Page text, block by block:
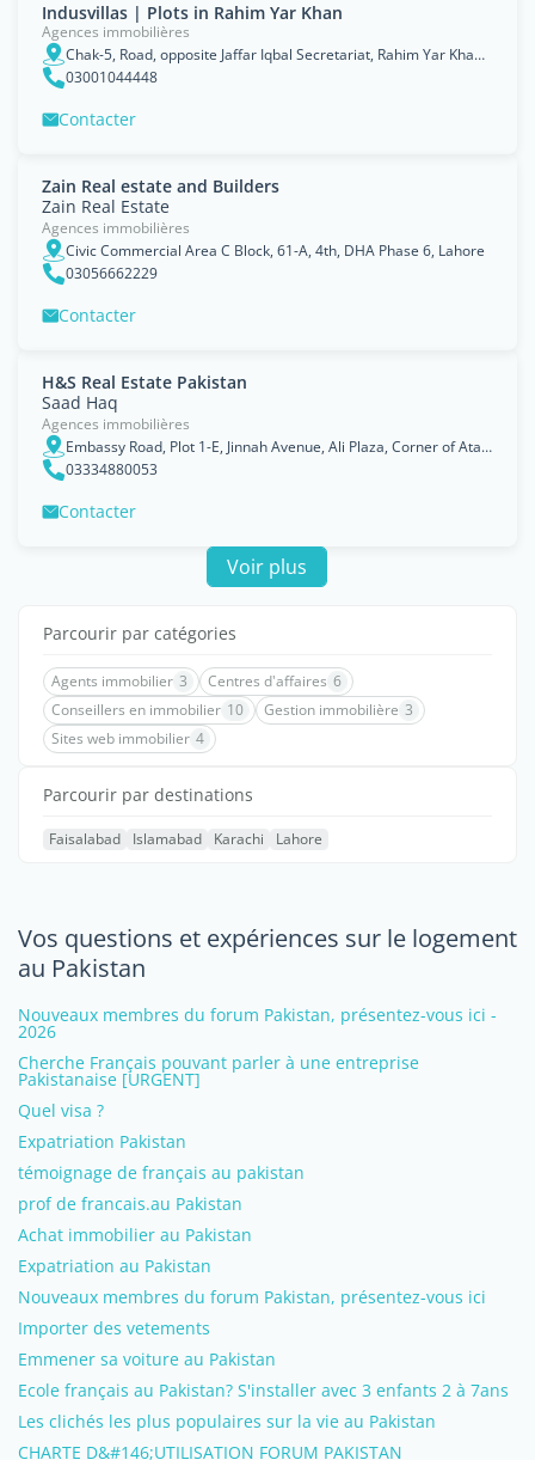
Indusvillas | Plots in Rahim Yar Khan
Agences immobilières
Chak-5, Road, opposite Jaffar Iqbal Secretariat, Rahim Yar Khan, RahÄ«myÄr KhÄn District, Punjab
03001044448
Contacter
Zain Real estate and Builders
Zain Real Estate
Agences immobilières
Civic Commercial Area C Block, 61-A, 4th, DHA Phase 6, Lahore
03056662229
Contacter
H&S Real Estate Pakistan
Saad Haq
Agences immobilières
Embassy Road, Plot 1-E, Jinnah Avenue, Ali Plaza, Corner of Ataturk Avenue, Islamabad
03334880053
Contacter
Voir plus
Parcourir par catégories
Agents immobilier 3 Centres d'affaires 6
Conseillers en immobilier 10 Gestion immobilière 3
Sites web immobilier 4
Parcourir par destinations
Faisalabad Islamabad Karachi Lahore
Vos questions et expériences sur le logement
au Pakistan
Nouveaux membres du forum Pakistan, présentez-vous ici -
2026
Cherche Français pouvant parler à une entreprise
Pakistanaise [URGENT]
Quel visa ?
Expatriation Pakistan
témoignage de français au pakistan
prof de francais.au Pakistan
Achat immobilier au Pakistan
Expatriation au Pakistan
Nouveaux membres du forum Pakistan, présentez-vous ici
Importer des vetements
Emmener sa voiture au Pakistan
Ecole français au Pakistan? S'installer avec 3 enfants 2 à 7ans
Les clichés les plus populaires sur la vie au Pakistan
CHARTE D&#146;UTILISATION FORUM PAKISTAN